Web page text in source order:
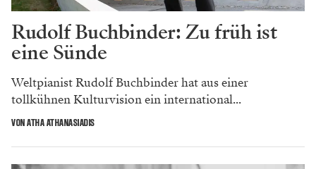
Rudolf Buchbinder: Zu früh ist
eine Sünde
Weltpianist Rudolf Buchbinder hat aus einer
tollkühnen Kulturvision ein international...
VON ATHA ATHANASIADIS